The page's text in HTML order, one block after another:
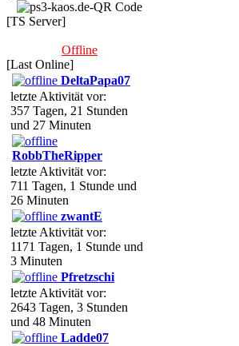
[TS Server]
Offline
[Last Online]
DeltaPapa07
letzte Aktivität vor:
357 Tagen, 21 Stunden
und 27 Minuten
RobbTheRipper
letzte Aktivität vor:
711 Tagen, 1 Stunde und
26 Minuten
zwantE
letzte Aktivität vor:
1171 Tagen, 1 Stunde und
3 Minuten
Pfretzschi
letzte Aktivität vor:
2643 Tagen, 3 Stunden
und 48 Minuten
Ladde07